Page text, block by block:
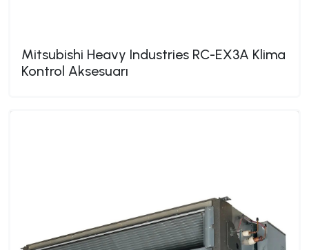
Mitsubishi Heavy Industries RC-EX3A Klima
Kontrol Aksesuarı